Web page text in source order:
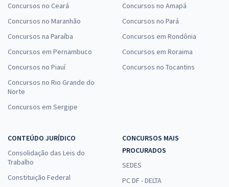
Concursos no Ceará
Concursos no Maranhão
Concursos na Paraíba
Concursos em Pernambuco
Concursos no Piauí
Concursos no Rio Grande do
Norte
Concursos em Sergipe
Concursos no Amapá
Concursos no Pará
Concursos em Rondônia
Concursos em Roraima
Concursos no Tocantins
CONTEÚDO JURÍDICO
Consolidação das Leis do
Trabalho
Constituição Federal
CONCURSOS MAIS
PROCURADOS
SEDES
PC DF - DELTA